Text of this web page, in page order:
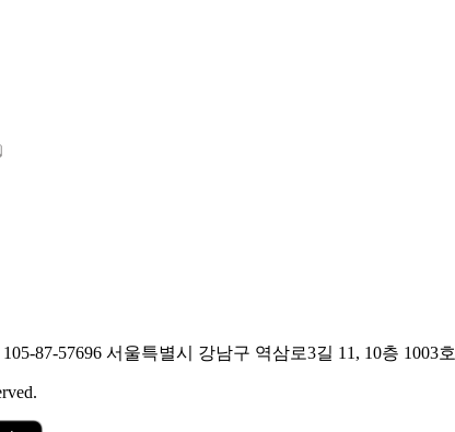
87-57696 서울특별시 강남구 역삼로3길 11, 10층 1003호